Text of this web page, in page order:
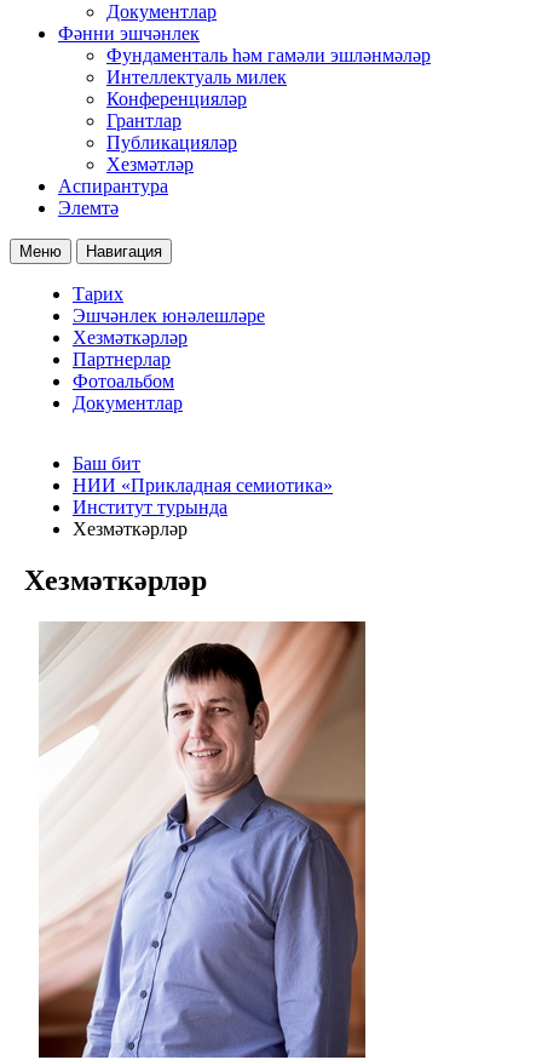
Документлар
Фәнни эшчәнлек
Фундаменталь һәм гамәли эшләнмәләр
Интеллектуаль милек
Конференцияләр
Грантлар
Публикацияләр
Хезмәтләр
Аспирантура
Элемтә
Меню Навигация
Тарих
Эшчәнлек юнәлешләре
Хезмәткәрләр
Партнерлар
Фотоальбом
Документлар
Баш бит
НИИ «Прикладная семиотика»
Институт турында
Хезмәткәрләр
Хезмәткәрләр